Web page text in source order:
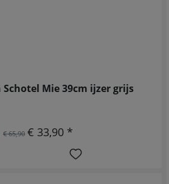
Mie 39cm ijzer grijs
€ 65,90 € 33,90 *